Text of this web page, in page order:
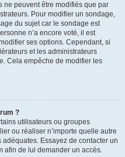
ne peuvent être modifiés que par
Pour modifier un sondage,
du sujet car le sondage est
n’a encore voté, il est
ses options. Cependant, si
et les administrateurs
Cela empêche de modifier les
?
utilisateurs ou groupes
ou réaliser n’importe quelle autre
Essayez de contacter un
afin de lui demander un accès.